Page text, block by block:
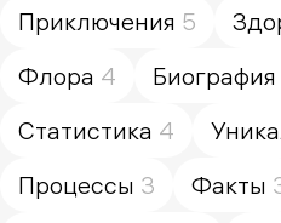
Приключения 5
Флора 4 Биография
Статистика 4
Процессы 3 Факты